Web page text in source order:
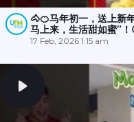
🐴🍊马年初一，送上新
马上来，生活甜如蜜”！
17 Feb, 2026 1:15 am